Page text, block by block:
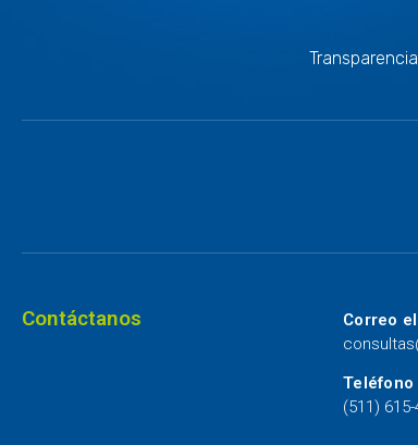
Transparencia
Contáctanos
Correo
Teléfono
(511)